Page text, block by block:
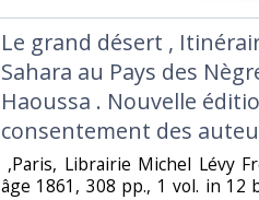
‎Le grand désert ,
Sahara au Pays des
Haoussa . Nouvelle
consentement des
,Paris, Librairie Michel Lévy
âge 1861, 308 pp., 1 vol. in 12